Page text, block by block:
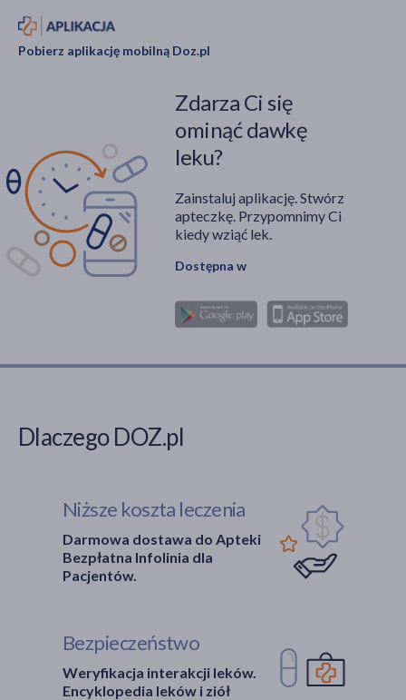
Pobierz aplikację mobilną Doz.pl
Zdarza Ci się
ominąć dawkę
leku?
Zainstaluj aplikację. Stwórz
apteczkę. Przypomnimy Ci
kiedy wziąć lek.
Dostępna w
Dlaczego DOZ.pl
Niższe koszta leczenia
Darmowa dostawa do Apteki
Bezpłatna Infolinia dla
Pacjentów.
Bezpieczeństwo
Weryfikacja interakcji leków.
Encyklopedia leków i ziół